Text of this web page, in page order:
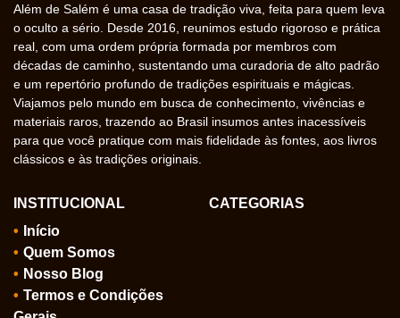
Além de Salém é uma casa de tradição viva, feita para quem leva
o oculto a sério. Desde 2016, reunimos estudo rigoroso e prática
real, com uma ordem própria formada por membros com
décadas de caminho, sustentando uma curadoria de alto padrão
e um repertório profundo de tradições espirituais e mágicas.
Viajamos pelo mundo em busca de conhecimento, vivências e
materiais raros, trazendo ao Brasil insumos antes inacessíveis
para que você pratique com mais fidelidade às fontes, aos livros
clássicos e às tradições originais.
INSTITUCIONAL
Início
Quem Somos
Nosso Blog
Termos e Condições
CATEGORIAS